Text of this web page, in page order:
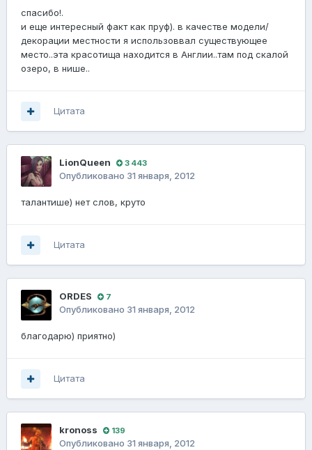
спасибо!.
и еще интересный факт как пруф). в качестве модели/
декорации местности я использоввал существующее
место..эта красотища находится в Англии..там под скалой
озеро, в нише..
Цитата
LionQueen 3 443
Опубликовано 31 января, 2012
талантише) нет слов, круто
Цитата
ORDES 7
Опубликовано 31 января, 2012
благодарю) приятно)
Цитата
kronoss 139
Опубликовано 31 января, 2012